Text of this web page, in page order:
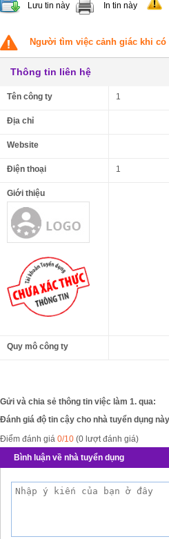
Lưu tin này In tin này
Người tìm việc cảnh giác khi
Thông tin liên hệ
Tên công ty 1
Địa chỉ
Website
Điện thoại 1
Giới thiệu
Quy mô công ty
Gửi và chia sẻ thông tin việc làm 1. qua:
Đánh giá độ tin cậy cho nhà tuyển dụng
Điểm đánh giá 0/10 (0 lượt đánh giá)
Bình luận về nhà tuyển dụng